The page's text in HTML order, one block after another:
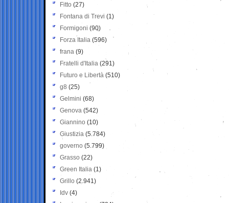
Fitto (27)
Fontana di Trevi (1)
Formigoni (90)
Forza Italia (596)
frana (9)
Fratelli d'Italia (291)
Futuro e Libertà (510)
g8 (25)
Gelmini (68)
Genova (542)
Giannino (10)
Giustizia (5.784)
governo (5.799)
Grasso (22)
Green Italia (1)
Grillo (2.941)
Idv (4)